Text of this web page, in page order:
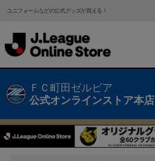
ユニフォームなどの公式グッズが買える！
ＦＣ町田ゼルビア
公式オンラインストア本店